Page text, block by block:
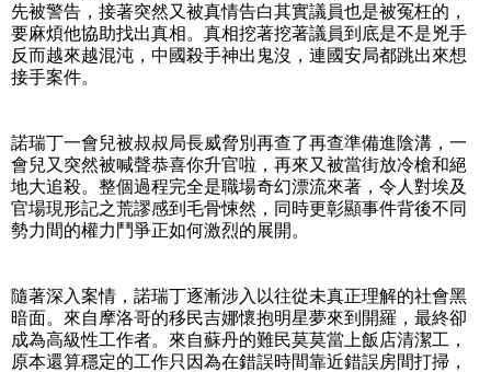
先被警告，接著突然又被真情告白其實議員也是被冤枉的，
要麻煩他協助找出真相。真相挖著挖著議員到底是不是兇手
反而越來越混沌，中國殺手神出鬼沒，連國安局都跳出來想
接手案件。
諾瑞丁一會兒被叔叔局長威脅別再查了再查準備進陰溝，一
會兒又突然被喊聲恭喜你升官啦，再來又被當街放冷槍和絕
地大追殺。整個過程完全是職場奇幻漂流來著，令人對埃及
官場現形記之荒謬感到毛骨悚然，同時更彰顯事件背後不同
勢力間的權力鬥爭正如何激烈的展開。
隨著深入案情，諾瑞丁逐漸涉入以往從未真正理解的社會黑
暗面。來自摩洛哥的移民吉娜懷抱明星夢來到開羅，最終卻
成為高級性工作者。來自蘇丹的難民莫莫當上飯店清潔工，
原本還算穩定的工作只因為在錯誤時間靠近錯誤房間打掃，